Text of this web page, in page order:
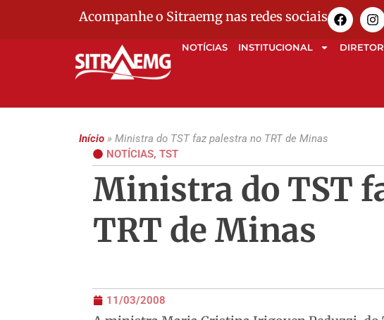
Acompanhe o Sitraemg nas redes sociais
NOTÍCIAS INSTITUCIONAL
Início » Ministra do TST faz palestra no TRT de Minas
NOTÍCIAS, TST
Ministra do TST
TRT de Minas
11/03/2008